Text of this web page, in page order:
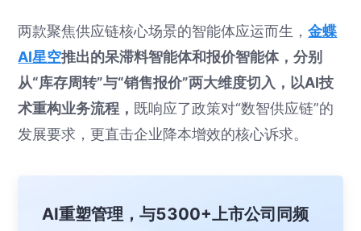
两款聚焦供应链核心场景的智能体应运而生，金蝶
AI星空推出的呆滞料智能体和报价智能体，分别
从“库存周转”与“销售报价”两大维度切入，以AI技
术重构业务流程， 既响应了政策对“数智供应链”的
发展要求，更直击企业降本增效的核心诉求。
AI重塑管理，与5300+上市公司同频